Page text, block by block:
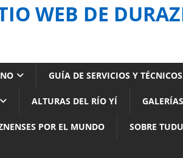
WEB DE
GUÍA DE SERVICIOS Y
ALTURAS DEL RÍO YÍ
POR EL MUNDO SOBRE